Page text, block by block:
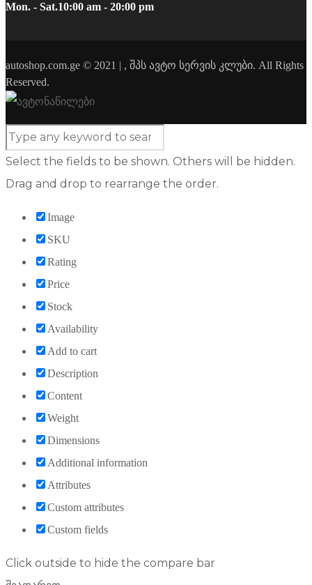
Mon. - Sat.10:00 am - 20:00 pm
autoshop.com.ge © 2021 | , შპს ავტო სერვის კლუბი. All Rights
Reserved.
Select the fields to be shown. Others will be hidden.
Drag and drop to rearrange the order.
Image
SKU
Rating
Price
Stock
Availability
Add to cart
Description
Content
Weight
Dimensions
Additional information
Attributes
Custom attributes
Custom fields
Click outside to hide the compare bar